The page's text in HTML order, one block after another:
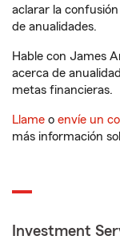
aclarar la
de anualidades.
Hable con James
acerca de
metas financieras.
Llame o envíe un
más información
Investment